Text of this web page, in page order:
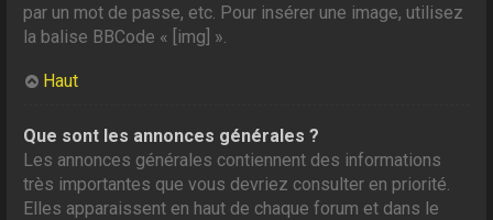
par un mot de passe, etc. Pour insérer une image, utilisez
la balise BBCode « [img] ».
Haut
Que sont les annonces générales ?
Les annonces générales contiennent des informations
très importantes que vous devriez consulter en priorité.
Elles apparaissent en haut de chaque forum et dans le